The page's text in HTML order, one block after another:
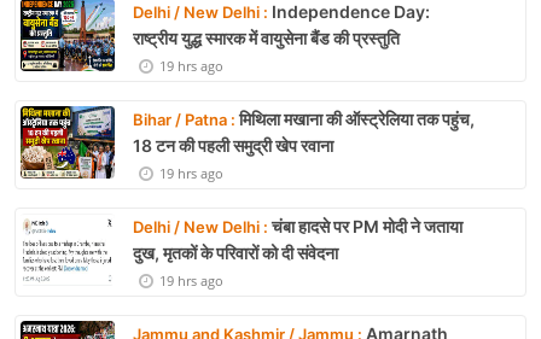
Delhi / New Delhi : Independence Day:
राष्ट्रीय युद्ध स्मारक में वायुसेना बैंड की प्रस्तुति
19 hrs ago
Bihar / Patna :मिथिला मखाना की ऑस्ट्रेलिया तक पहुंच,
18 टन की पहली समुद्री खेप रवाना
19 hrs ago
Delhi / New Delhi :चंबा हादसे पर PM मोदी ने जताया
दुख, मृतकों के परिवारों को दी संवेदना
19 hrs ago
Jammu and Kashmir / Jammu : Amarnath